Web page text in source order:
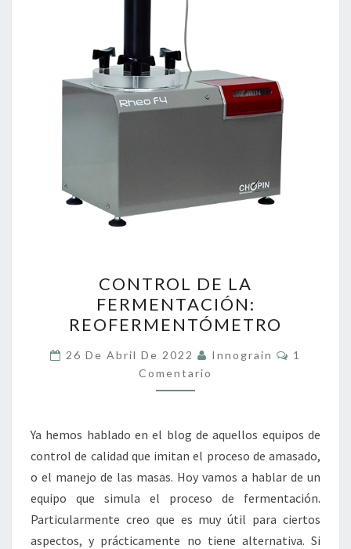
DE
LA
FERMENTACIÓN:
REOFERMENTÓMETRO
CONTROL DE LA
FERMENTACIÓN:
REOFERMENTÓMETRO
26 De Abril De 2022 Innograin
1
Comentario
Ya hemos hablado en el blog de aquellos equipos de
control de calidad que imitan el proceso de amasado,
o el manejo de las masas. Hoy vamos a hablar de un
equipo que simula el proceso de fermentación.
Particularmente creo que es muy útil para ciertos
aspectos, y prácticamente no tiene alternativa. Si